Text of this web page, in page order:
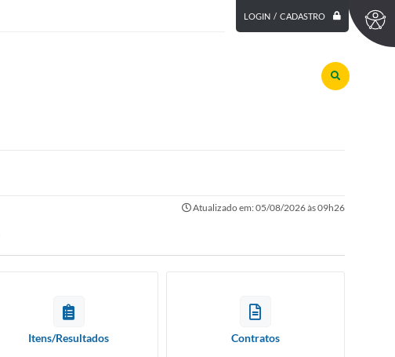
LOGIN / CADASTRO
Atualizado em: 05/08/2026 às 09h26
Itens/Resultados Contratos